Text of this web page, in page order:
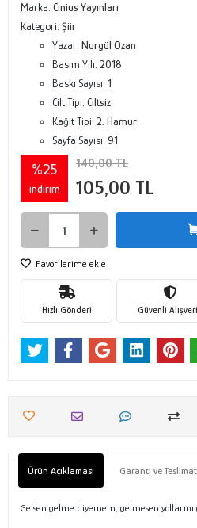
Marka: Cinius Yayınları
Kategori: Şiir
Yazar: Nurgül Ozan
Basım Yılı: 2018
Baskı Sayısı: 1
Cilt Tipi: Ciltsiz
Kağıt Tipi: 2. Hamur
Sayfa Sayısı: 91
%25
indirim
140,00 TL
105,00 TL
Favorilerime ekle
Hızlı Gönderi Güvenli
Ürün Açıklaması Garanti ve Teslimat
Gelsen gelme diyemem, gelmesen yollarını